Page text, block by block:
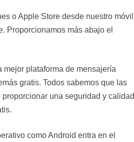
o Apple Store desde nuestro móvil
Proporcionamos más abajo el
mejor plataforma de mensajería
gratis. Todos sabemos que las
una seguridad y calidad
como Android entra en el